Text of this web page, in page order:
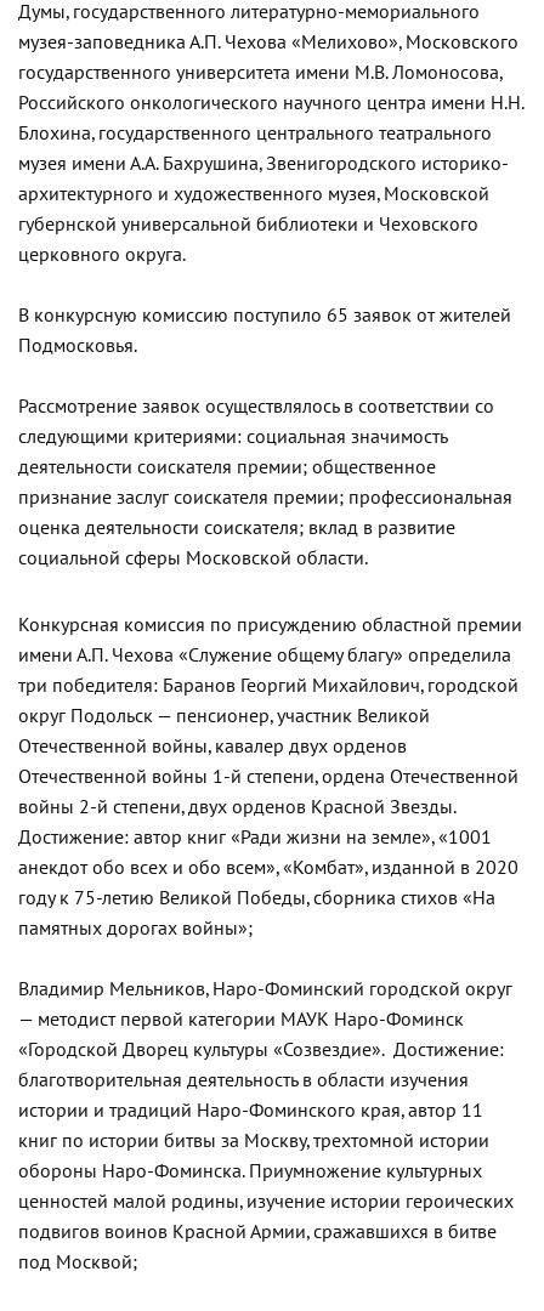
Думы, государственного литературно-мемориального
музея-заповедника А.П. Чехова «Мелихово», Московского
государственного университета имени М.В. Ломоносова,
Российского онкологического научного центра имени Н.Н.
Блохина, государственного центрального театрального
музея имени А.А. Бахрушина, Звенигородского историко-
архитектурного и художественного музея, Московской
губернской универсальной библиотеки и Чеховского
церковного округа.
В конкурсную комиссию поступило 65 заявок от жителей
Подмосковья.
Рассмотрение заявок осуществлялось в соответствии со
следующими критериями: социальная значимость
деятельности соискателя премии; общественное
признание заслуг соискателя премии; профессиональная
оценка деятельности соискателя; вклад в развитие
социальной сферы Московской области.
Конкурсная комиссия по присуждению областной премии
имени А.П. Чехова «Служение общему благу» определила
три победителя: Баранов Георгий Михайлович, городской
округ Подольск — пенсионер, участник Великой
Отечественной войны, кавалер двух орденов
Отечественной войны 1-й степени, ордена Отечественной
войны 2-й степени, двух орденов Красной Звезды.
Достижение: автор книг «Ради жизни на земле», «1001
анекдот обо всех и обо всем», «Комбат», изданной в 2020
году к 75-летию Великой Победы, сборника стихов «На
памятных дорогах войны»;
Владимир Мельников, Наро-Фоминский городской округ
— методист первой категории МАУК Наро-Фоминск
«Городской Дворец культуры «Созвездие». Достижение:
благотворительная деятельность в области изучения
истории и традиций Наро-Фоминского края, автор 11
книг по истории битвы за Москву, трехтомной истории
обороны Наро-Фоминска. Приумножение культурных
ценностей малой родины, изучение истории героических
подвигов воинов Красной Армии, сражавшихся в битве
под Москвой;